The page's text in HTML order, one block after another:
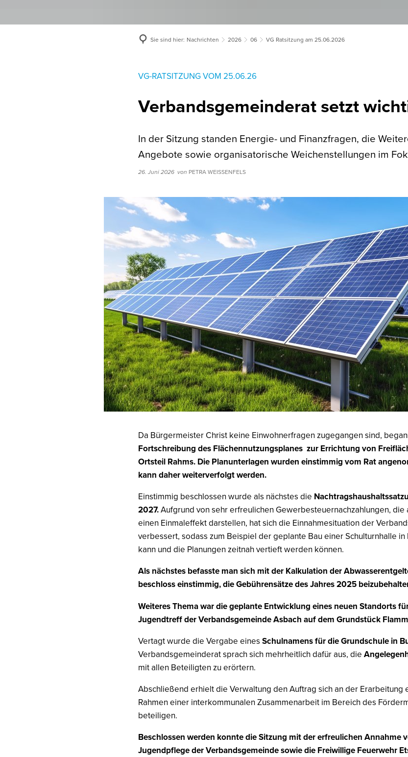
Sie sind hier: Nachrichten 2026 06 VG Ratsitzung am 25.06.2026
VG-RATSITZUNG VOM 25.06.26
Verbandsgemeinderat setzt
In der Sitzung standen Energie- und Finanzfragen, die
Angebote sowie organisatorische Weichenstellungen im
26. Juni 2026 von PETRA WEISSENFELS
Da Bürgermeister Christ keine Einwohnerfragen zugegangen sind,
Fortschreibung des Flächennutzungsplanes zur Errichtung von
Ortsteil Rahms. Die Planunterlagen wurden einstimmig vom Rat
kann daher weiterverfolgt werden.
Einstimmig beschlossen wurde als nächstes die
2027.Aufgrund von sehr erfreulichen Gewerbesteuernachzahlungen,
einen Einmaleffekt darstellen, hat sich die Einnahmesituation der
verbessert, sodass zum Beispiel der geplante Bau einer Schulturnhalle
kann und die Planungen zeitnah vertieft werden können.
Als nächstes befasste man sich mit der Kalkulation der
beschloss einstimmig, die Gebührensätze des Jahres 2025
Weiteres Thema war die geplante Entwicklung eines neuen Standorts
Jugendtreff der Verbandsgemeinde Asbach auf dem Grundstück
Vertagt wurde die Vergabe einesSchulnamens für die Grundschule in
Verbandsgemeinderat sprach sich mehrheitlich dafür aus, die
mit allen Beteiligten zu erörtern.
Abschließend erhielt die Verwaltung den Auftrag sich an der Erarbeitung
Rahmen einer interkommunalen Zusammenarbeit im Bereich des
beteiligen.
Beschlossen werden konnte die Sitzung mit der erfreulichen Annahme
Jugendpflege der Verbandsgemeinde sowie die Freiwillige Feuerwehr